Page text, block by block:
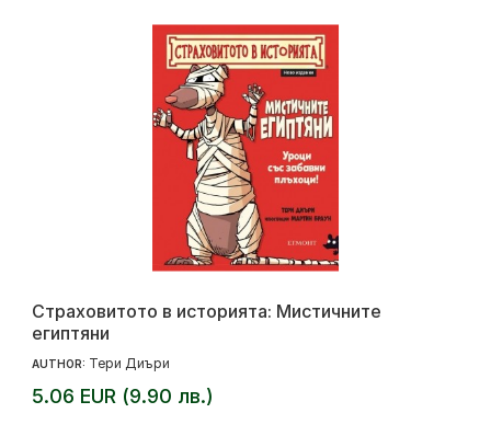
Страховитото в историята: Мистичните
египтяни
AUTHOR: Тери Диъри
5.06 EUR (9.90 лв.)